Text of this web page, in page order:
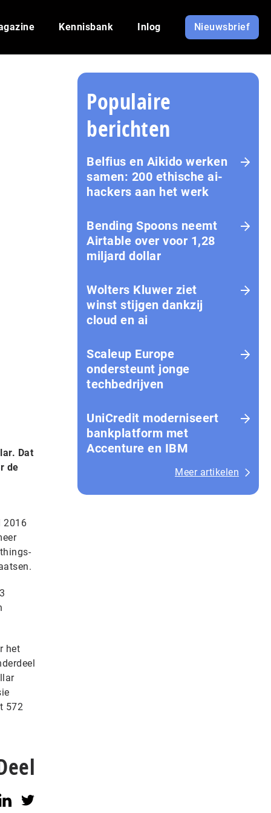
Kennisbank Inlog Nieuwsbrief
Dat
de
2016
het
572
Populaire
berichten
Belfius en Aikido werken
samen: 200 ethische ai-
hackers aan het werk
Bending Spoons neemt
Airtable over voor 1,28
miljard dollar
Wolters Kluwer ziet
winst stijgen dankzij
cloud en ai
Scaleup Europe
ondersteunt jonge
techbedrijven
UniCredit moderniseert
bankplatform met
Accenture en IBM
Meer artikelen